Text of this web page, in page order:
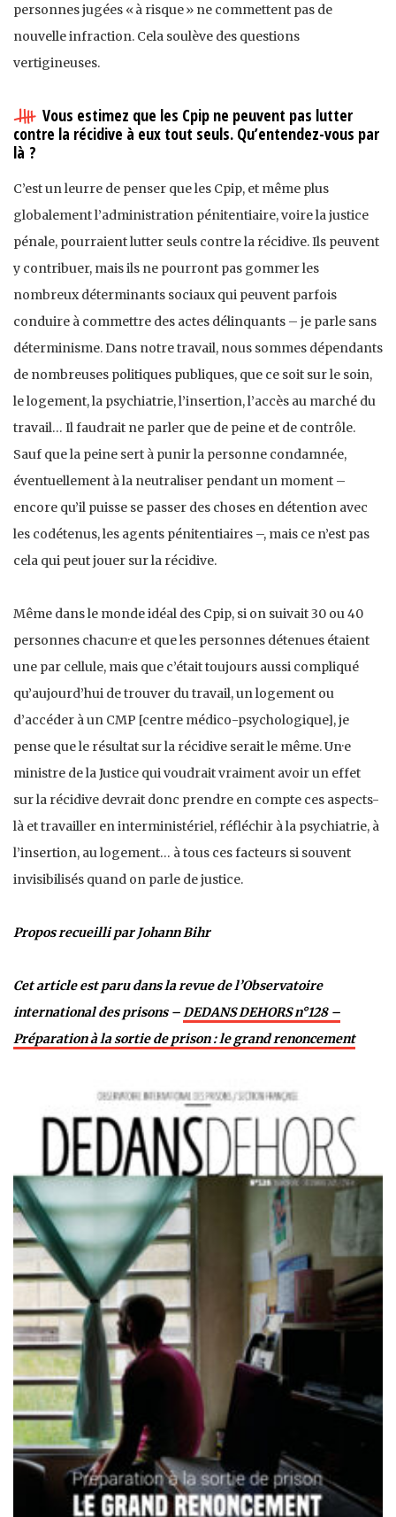
personnes jugées « à risque » ne commettent pas de
nouvelle infraction. Cela soulève des questions
vertigineuses.
Vous estimez que les Cpip ne peuvent pas lutter
contre la récidive à eux tout seuls. Qu’entendez-vous par
là ?
C’est un leurre de penser que les Cpip, et même plus
globalement l’administration pénitentiaire, voire la justice
pénale, pourraient lutter seuls contre la récidive. Ils peuvent
y contribuer, mais ils ne pourront pas gommer les
nombreux déterminants sociaux qui peuvent parfois
conduire à commettre des actes délinquants – je parle sans
déterminisme. Dans notre travail, nous sommes dépendants
de nombreuses politiques publiques, que ce soit sur le soin,
le logement, la psychiatrie, l’insertion, l’accès au marché du
travail… Il faudrait ne parler que de peine et de contrôle.
Sauf que la peine sert à punir la personne condamnée,
éventuellement à la neutraliser pendant un moment –
encore qu’il puisse se passer des choses en détention avec
les codétenus, les agents pénitentiaires –, mais ce n’est pas
cela qui peut jouer sur la récidive.
Même dans le monde idéal des Cpip, si on suivait 30 ou 40
personnes chacun·e et que les personnes détenues étaient
une par cellule, mais que c’était toujours aussi compliqué
qu’aujourd’hui de trouver du travail, un logement ou
d’accéder à un CMP [centre médico-psychologique], je
pense que le résultat sur la récidive serait le même. Un·e
ministre de la Justice qui voudrait vraiment avoir un effet
sur la récidive devrait donc prendre en compte ces aspects-
là et travailler en interministériel, réfléchir à la psychiatrie, à
l’insertion, au logement… à tous ces facteurs si souvent
invisibilisés quand on parle de justice.
Propos recueilli par Johann Bihr
Cet article est paru dans la revue de l’Observatoire
international des prisons – DEDANS DEHORS n°128–
Préparation à la sortie de prison : le grand renoncement